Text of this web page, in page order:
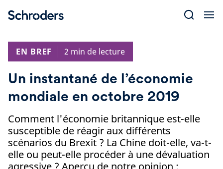
EN BREF
2 min de lecture
Un instantané de l’économie
mondiale en octobre 2019
Comment l'économie britannique est-elle
susceptible de réagir aux différents
scénarios du Brexit ? La Chine doit-elle, va-t-
elle ou peut-elle procéder à une dévaluation
agressive ? Aperçu de notre opinion :